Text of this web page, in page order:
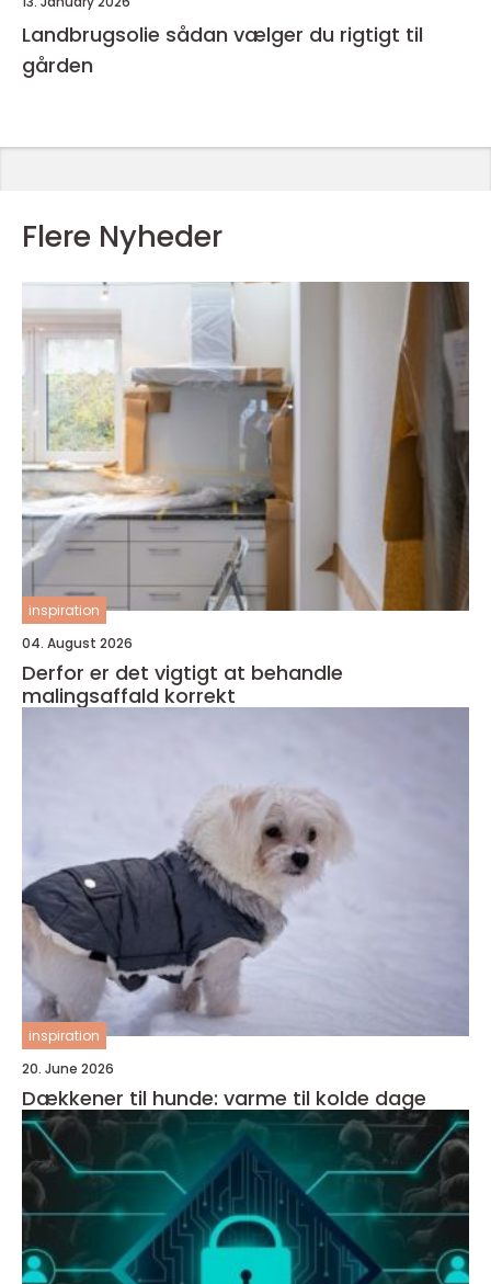
Landbrugsolie sådan vælger du rigtigt til
gården
Flere Nyheder
inspiration
04. August 2026
Derfor er det vigtigt at behandle
malingsaffald korrekt
inspiration
20. June 2026
Dækkener til hunde: varme til kolde dage